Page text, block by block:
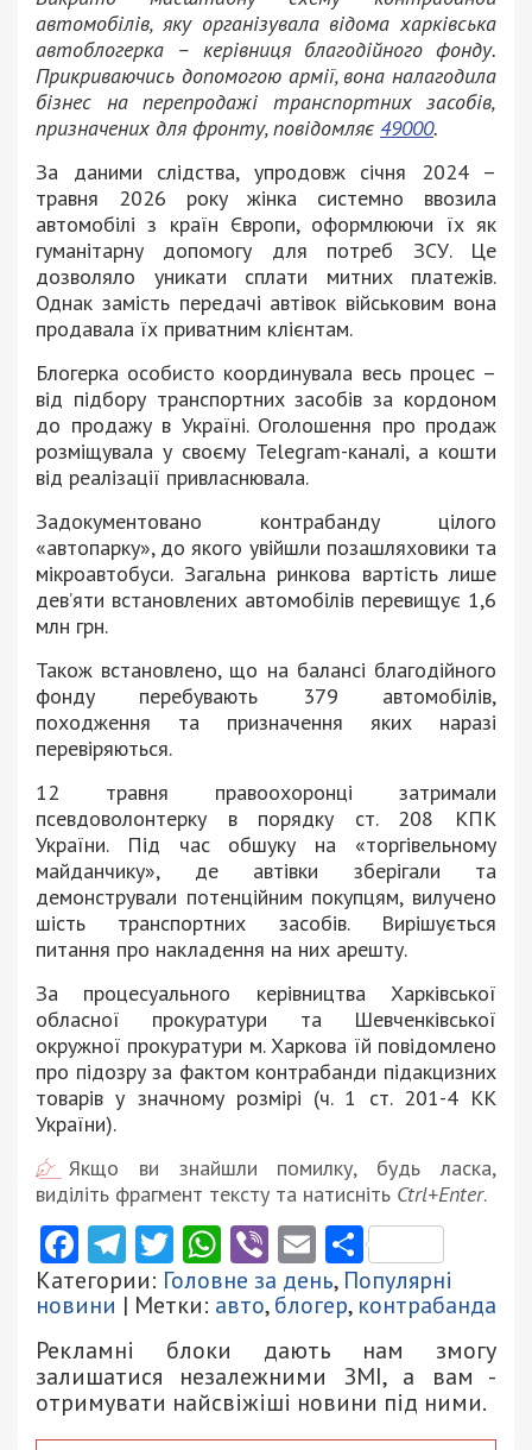
автомобілів, яку організувала відома харківська
автоблогерка – керівниця благодійного фонду.
Прикриваючись допомогою армії, вона налагодила
бізнес на перепродажі транспортних засобів,
призначених для фронту, повідомляє 49000.
За даними слідства, упродовж січня 2024 –
травня 2026 року жінка системно ввозила
автомобілі з країн Європи, оформлюючи їх як
гуманітарну допомогу для потреб ЗСУ. Це
дозволяло уникати сплати митних платежів.
Однак замість передачі автівок військовим вона
продавала їх приватним клієнтам.
Блогерка особисто координувала весь процес –
від підбору транспортних засобів за кордоном
до продажу в Україні. Оголошення про продаж
розміщувала у своєму Telegram-каналі, а кошти
від реалізації привласнювала.
Задокументовано контрабанду цілого
«автопарку», до якого увійшли позашляховики та
мікроавтобуси. Загальна ринкова вартість лише
дев’яти встановлених автомобілів перевищує 1,6
млн грн.
Також встановлено, що на балансі благодійного
фонду перебувають 379 автомобілів,
походження та призначення яких наразі
перевіряються.
12 травня правоохоронці затримали
псевдоволонтерку в порядку ст. 208 КПК
України. Під час обшуку на «торгівельному
майданчику», де автівки зберігали та
демонстрували потенційним покупцям, вилучено
шість транспортних засобів. Вирішується
питання про накладення на них арешту.
За процесуального керівництва Харківської
обласної прокуратури та Шевченківської
окружної прокуратури м. Харкова їй повідомлено
про підозру за фактом контрабанди підакцизних
товарів у значному розмірі (ч. 1 ст. 201-4 КК
України).
Якщо ви знайшли помилку, будь ласка,
виділіть фрагмент тексту та натисніть Ctrl+Enter.
Facebook
Telegram
Twitter
WhatsApp
ViberEmail
Категории: Головне за день, Популярні
новини | Метки: авто,блогер, контрабанда
Рекламні блоки дають нам змогу
залишатися незалежними ЗМІ, а вам -
отримувати найсвіжіші новини під ними.